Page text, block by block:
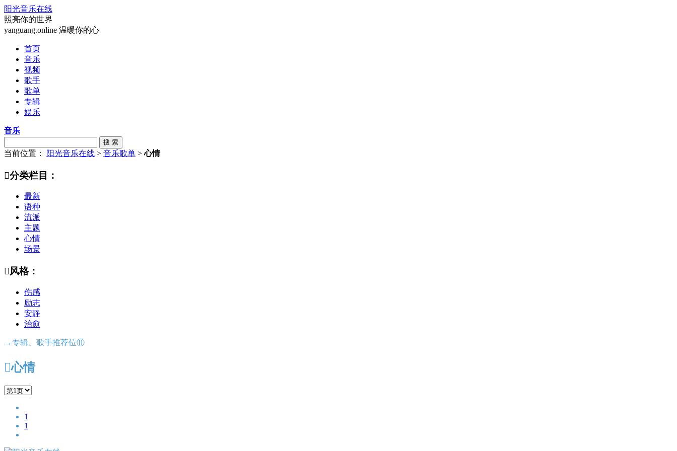
阳光音乐在线
照亮你的世界
yanguang.online 温暖你的心
首页
音乐
视频
歌手
歌单
专辑
娱乐
音乐
搜 索
当前位置： 阳光音乐在线 > 音乐歌单 >心情
分类栏目：
最新
语种
流派
主题
心情
场景
风格：
伤感
励志
安静
治愈
→专辑、歌手推荐位⑪
心情
1
1